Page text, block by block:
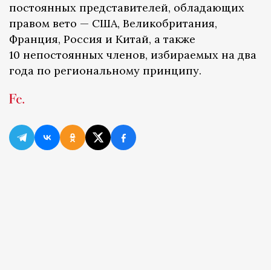
постоянных представителей, обладающих
правом вето — США, Великобритания,
Франция, Россия и Китай, а также
10 непостоянных членов, избираемых на два
года по региональному принципу.